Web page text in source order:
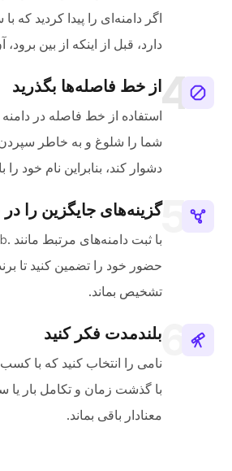
اگر دامنه‌ای را پیدا کردید
دارد، قبل از اینکه از بین برود،
از خط فاصله‌ها بگذرید
شما را شلوغ و به خاطر سپردن
دشوار کند، بنابراین نام خود را
گزینه‌های جایگزین را در
حضور خود را تضمین کنید تا
تشخیص بماند.
بلندمدت فکر کنید
نامی را انتخاب کنید که با
با گذشت زمان و تکامل بار یا
معنادار باقی بماند.